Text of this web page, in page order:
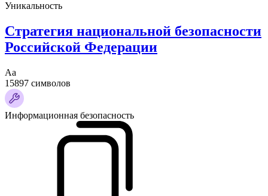
Уникальность
Стратегия национальной безопасности
Российской Федерации
Аа
15897 символов
Информационная безопасность